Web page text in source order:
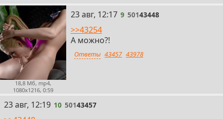
18,8 Мб, mp4,
1080x1216, 0:59
9
23 авг, 12:17 9 50143448
>>43254
А можно?!
Ответы 43457 43978
10
23 авг, 12:19 10 50143457